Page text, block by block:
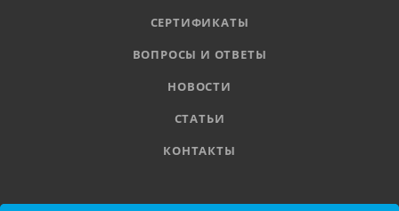
СЕРТИФИКАТЫ
ВОПРОСЫ И ОТВЕТЫ
НОВОСТИ
СТАТЬИ
КОНТАКТЫ